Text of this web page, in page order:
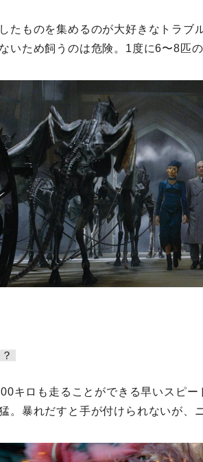
たものを集めるのが大好きなトラブ
いため飼うのは危険。1度に6〜8匹の
キロも走ることができる早いスピ
。暴れだすと手が付けられないが、